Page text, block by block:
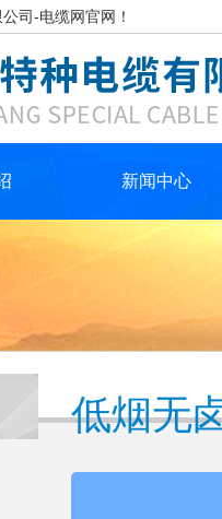
司-电缆网官网！
新闻中心
低烟无